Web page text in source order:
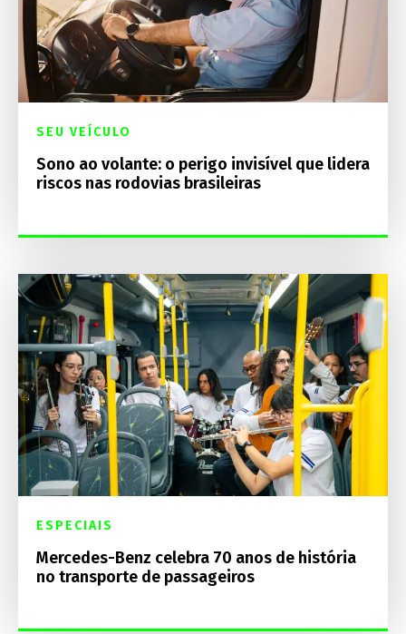
SEU VEÍCULO
Sono ao volante: o perigo invisível que lidera
riscos nas rodovias brasileiras
ESPECIAIS
Mercedes-Benz celebra 70 anos de história
no transporte de passageiros